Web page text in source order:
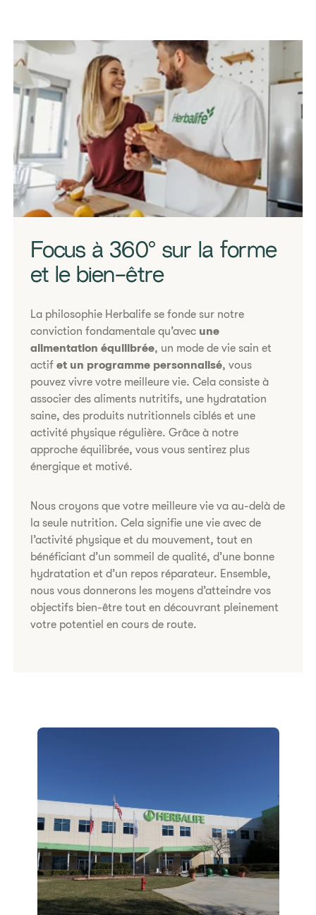
​​Focus à 360° sur la forme
et le bien-être​
La philosophie Herbalife se fonde sur notre
conviction fondamentale qu’avec une
alimentation équilibrée, un mode de vie sain et
actifet un programme personnalisé, vous
pouvez vivre votre meilleure vie. Cela consiste à
associer des aliments nutritifs, une hydratation
saine, des produits nutritionnels ciblés et une
activité physique régulière. Grâce à notre
approche équilibrée, vous vous sentirez plus
énergique et motivé.
Nous croyons que votre meilleure vie va au-delà de
la seule nutrition. Cela signifie une vie avec de
l’activité physique et du mouvement, tout en
bénéficiant d’un sommeil de qualité, d’une bonne
hydratation et d’un repos réparateur. Ensemble,
nous vous donnerons les moyens d’atteindre vos
objectifs bien-être tout en découvrant pleinement
votre potentiel en cours de route.